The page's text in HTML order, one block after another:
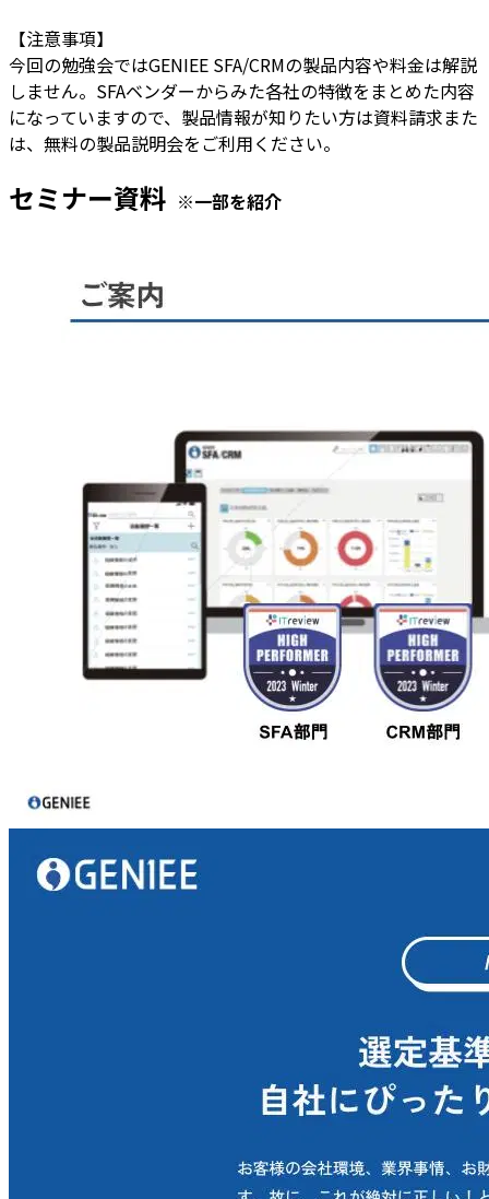
【注意事項】
今回の勉強会ではGENIEE SFA/CRMの製品内容や料金は解説
しません。SFAベンダーからみた各社の特徴をまとめた内容
になっていますので、製品情報が知りたい方は資料請求また
は、無料の製品説明会をご利用ください。
セミナー資料 ※一部を紹介